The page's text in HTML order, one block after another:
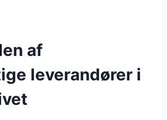
af
leverandører i